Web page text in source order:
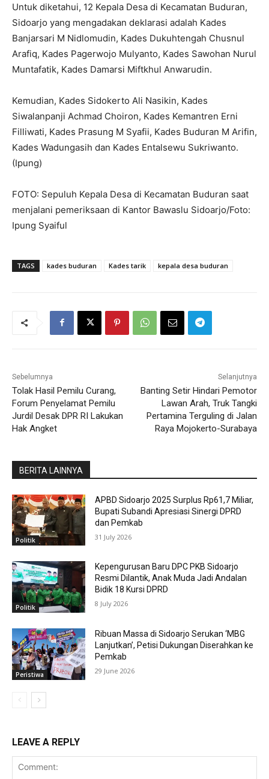
Untuk diketahui, 12 Kepala Desa di Kecamatan Buduran,
Sidoarjo yang mengadakan deklarasi adalah Kades
Banjarsari M Nidlomudin, Kades Dukuhtengah Chusnul
Arafiq, Kades Pagerwojo Mulyanto, Kades Sawohan Nurul
Muntafatik, Kades Damarsi Miftkhul Anwarudin.
Kemudian, Kades Sidokerto Ali Nasikin, Kades
Siwalanpanji Achmad Choiron, Kades Kemantren Erni
Filliwati, Kades Prasung M Syafii, Kades Buduran M Arifin,
Kades Wadungasih dan Kades Entalsewu Sukriwanto.
(Ipung)
FOTO: Sepuluh Kepala Desa di Kecamatan Buduran saat
menjalani pemeriksaan di Kantor Bawaslu Sidoarjo/Foto:
Ipung Syaiful
TAGS kades buduran Kades tarik kepala desa buduran
Sebelumnya
Tolak Hasil Pemilu Curang,
Forum Penyelamat Pemilu
Jurdil Desak DPR RI Lakukan
Hak Angket
Selanjutnya
Banting Setir Hindari Pemotor
Lawan Arah, Truk Tangki
Pertamina Terguling di Jalan
Raya Mojokerto-Surabaya
BERITA LAINNYA
Politik
APBD Sidoarjo 2025 Surplus Rp61,7 Miliar,
Bupati Subandi Apresiasi Sinergi DPRD
dan Pemkab
31 July 2026
Politik
Kepengurusan Baru DPC PKB Sidoarjo
Resmi Dilantik, Anak Muda Jadi Andalan
Bidik 18 Kursi DPRD
8 July 2026
Peristiwa
Ribuan Massa di Sidoarjo Serukan ‘MBG
Lanjutkan’, Petisi Dukungan Diserahkan ke
Pemkab
29 June 2026
LEAVE A REPLY